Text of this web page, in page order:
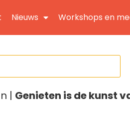
Nieuws Workshops en
| Genieten is de kunst